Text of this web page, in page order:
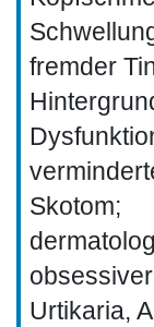
fremder
Skotom;
Urtikaria,